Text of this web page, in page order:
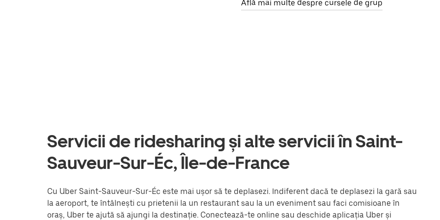
Află mai multe despre cursele de grup
Servicii de ridesharing și alte servicii în Saint-
Sauveur-Sur-Éc, Île-de-France
Cu Uber Saint-Sauveur-Sur-Éc este mai ușor să te deplasezi. Indiferent dacă te deplasezi la gară sau
la aeroport, te întâlnești cu prietenii la un restaurant sau la un eveniment sau faci comisioane în
oraș, Uber te ajută să ajungi la destinație. Conectează-te online sau deschide aplicația Uber și